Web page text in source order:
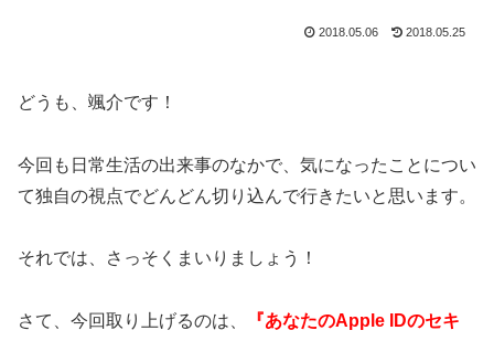
2018.05.06 2018.05.25
どうも、颯介です！
今回も日常生活の出来事のなかで、気になったことについ
て独自の視点でどんどん切り込んで行きたいと思います。
それでは、さっそくまいりましょう！
さて、今回取り上げるのは、
『あなたのApple IDのセキ